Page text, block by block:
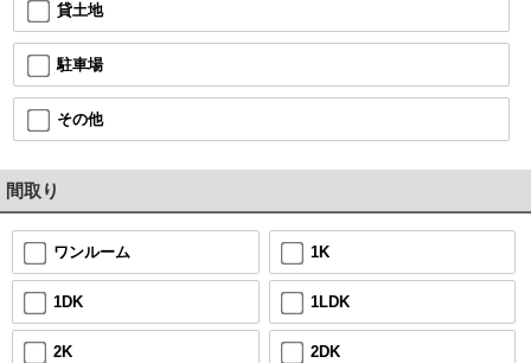
貸土地
駐車場
その他
間取り
ワンルーム 1K
1DK 1LDK
2K 2DK